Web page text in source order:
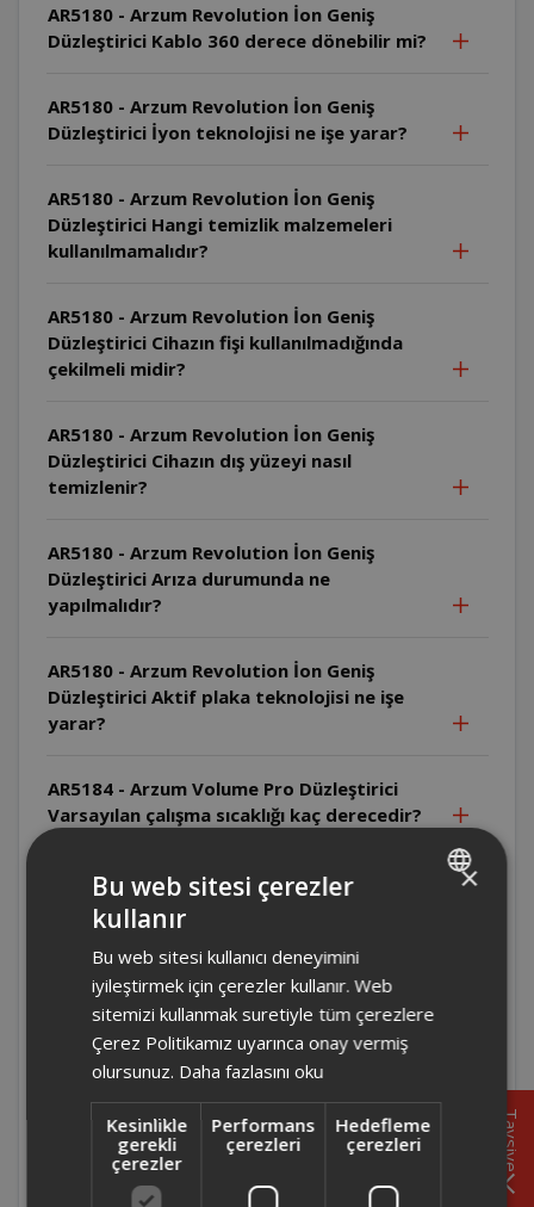
AR5180 - Arzum Revolution İon Geniş
Düzleştirici Kablo 360 derece dönebilir mi?
AR5180 - Arzum Revolution İon Geniş
Düzleştirici İyon teknolojisi ne işe yarar?
AR5180 - Arzum Revolution İon Geniş
Düzleştirici Hangi temizlik malzemeleri
kullanılmamalıdır?
AR5180 - Arzum Revolution İon Geniş
Düzleştirici Cihazın fişi kullanılmadığında
çekilmeli midir?
AR5180 - Arzum Revolution İon Geniş
Düzleştirici Cihazın dış yüzeyi nasıl
temizlenir?
AR5180 - Arzum Revolution İon Geniş
Düzleştirici Arıza durumunda ne
yapılmalıdır?
AR5180 - Arzum Revolution İon Geniş
Düzleştirici Aktif plaka teknolojisi ne işe
yarar?
AR5184 - Arzum Volume Pro Düzleştirici
Varsayılan çalışma sıcaklığı kaç derecedir?
AR5184 - Arzum Volume Pro Düzleştirici
Ürünün ömrü ne kadardır?
AR5184 - Arzum Volume Pro Düzleştirici
Ürünün çalışma voltajı nedir?
AR5184 - Arzum Volume Pro Düzleştirici
AR5184 - Arzum Volume Pro Düzleştirici Tuş
kilidi özelliği var mıdır?
Tavsiye
×
Bu web sitesi çerezler
kullanır
Bu web sitesi kullanıcı deneyimini
iyileştirmek için çerezler kullanır. Web
sitemizi kullanmak suretiyle tüm çerezlere
Çerez Politikamız uyarınca onay vermiş
olursunuz. Daha fazlasını oku
Kesinlikle
gerekli
çerezler
Performans
çerezleri
Hedefleme
çerezleri